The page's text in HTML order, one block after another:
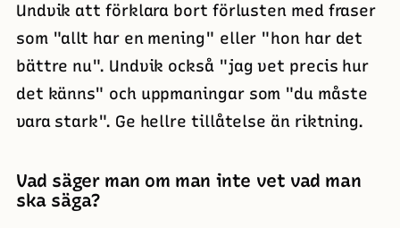
Undvik att förklara bort förlusten med fraser
som "allt har en mening" eller "hon har det
bättre nu". Undvik också "jag vet precis hur
det känns" och uppmaningar som "du måste
vara stark". Ge hellre tillåtelse än riktning.
Vad säger man om man inte vet vad man
ska säga?